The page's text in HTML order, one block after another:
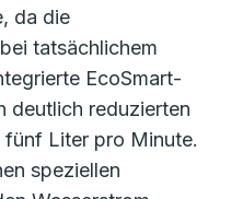
da die
tatsächlichem
EcoSmart-
deutlich reduzierten
fünf Liter pro Minute.
speziellen